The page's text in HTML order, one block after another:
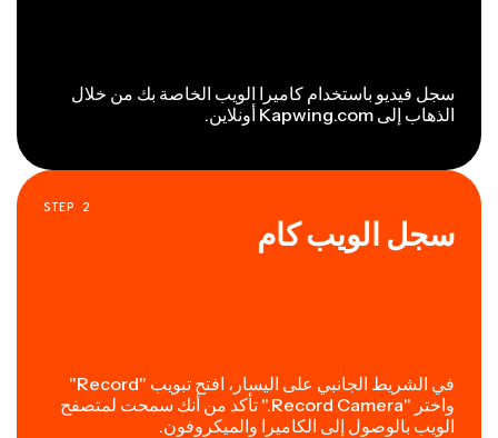
سجل فيديو باستخدام كاميرا الويب الخاصة بك من خلال
الذهاب إلى Kapwing.com أونلاين.
STEP 2
سجل الويب كام
في الشريط الجانبي على اليسار، افتح تبويب "Record"
واختر "Record Camera." تأكد من أنك سمحت لمتصفح
الويب بالوصول إلى الكاميرا والميكروفون.